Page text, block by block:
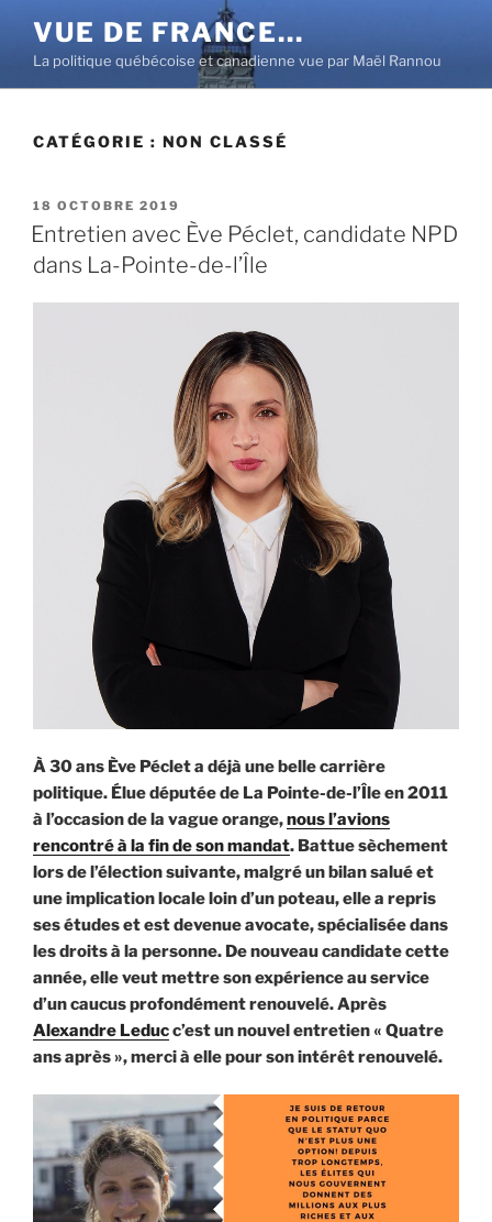
contenu
principal
VUE DE FRANCE…
La politique québécoise et canadienne vue par Maël Rannou
CATÉGORIE : NON CLASSÉ
PUBLIÉ
LE
18 OCTOBRE 2019
Entretien avec Ève Péclet, candidate NPD
dans La-Pointe-de-l’Île
À 30 ans Ève Péclet a déjà une belle carrière
politique. Élue députée de La Pointe-de-l’Île en 2011
à l’occasion de la vague orange,nous l’avions
rencontré à la fin de son mandat. Battue sèchement
lors de l’élection suivante, malgré un bilan salué et
une implication locale loin d’un poteau, elle a repris
ses études et est devenue avocate, spécialisée dans
les droits à la personne. De nouveau candidate cette
année, elle veut mettre son expérience au service
d’un caucus profondément renouvelé. Après
Alexandre Leducc’est un nouvel entretien « Quatre
ans après », merci à elle pour son intérêt renouvelé.